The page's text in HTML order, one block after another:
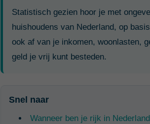
Statistisch gezien hoor je met
huishoudens van Nederland, op
ook af van je inkomen, woonlasten,
geld je vrij kunt besteden.
Snel naar
Wanneer ben je rijk in